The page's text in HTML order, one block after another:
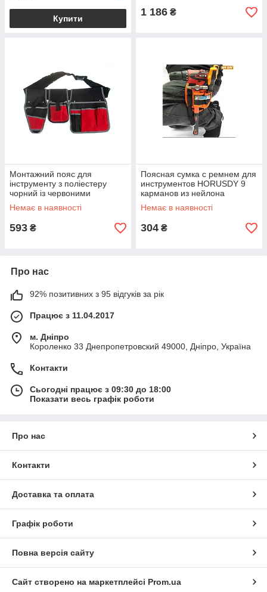
Купити
1 186 ₴
Монтажний пояс для
інструменту з поліестеру
чорний із червоними
вставками 18 кишень для
майстрів різних професій
Немає в наявності
593 ₴
Поясная сумка с ремнем для
инструментов HORUSDY 9
карманов из нейлона
водоотталкивающая
SDY90522 155x255 мм
Немає в наявності
304 ₴
Про нас
92% позитивних з 95 відгуків за рік
Працює з 11.04.2017
м. Дніпро
Короленко 33 Днепропетровский 49000, Дніпро, Україна
Контакти
Сьогодні працює з 09:30 до 18:00
Показати весь графік роботи
Про нас
Контакти
Доставка та оплата
Графік роботи
Повна версія сайту
Сайт створено на маркетплейсі Prom.ua